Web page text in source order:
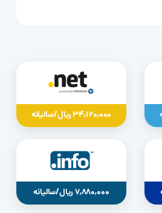
34,120,000 ریال/سالیانه
7,880,000 ریال/سالیانه